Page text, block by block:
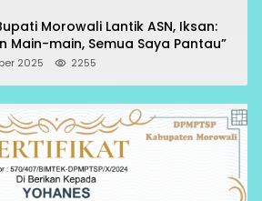
Morowali Lantik ASN, Iksan:
Main-main, Semua Saya Pantau”
2025 2255